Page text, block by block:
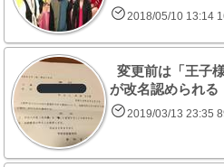
2018/05/10 13:14
変更前は「王子
が改名認められる
2019/03/13 23:35